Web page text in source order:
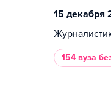
15 декабря
154 вуза